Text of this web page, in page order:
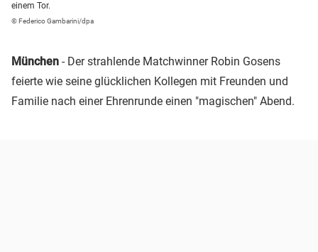
einem Tor.
© Federico Gambarini/dpa
München - Der strahlende Matchwinner Robin Gosens
feierte wie seine glücklichen Kollegen mit Freunden und
Familie nach einer Ehrenrunde einen "magischen" Abend.